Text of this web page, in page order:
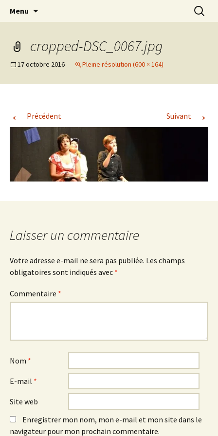
New Rancard
Association d’éducation populaire à Teillé
Menu
cropped-DSC_0067.jpg
17 octobre 2016 Pleine résolution (600 × 164)
← Précédent Suivant →
Laisser un commentaire
Votre adresse e-mail ne sera pas publiée. Les champs
obligatoires sont indiqués avec *
Commentaire *
Nom *
E-mail *
Site web
Enregistrer mon nom, mon e-mail et mon site dans le
navigateur pour mon prochain commentaire.